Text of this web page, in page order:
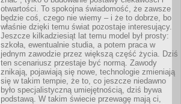
otwartości. To spokojna świadomość, że zawsze
będzie coś, czego nie wiemy – i że to dobrze, bo
właśnie dzięki temu świat pozostaje interesujący.
Jeszcze kilkadziesiąt lat temu model był prosty:
szkoła, ewentualnie studia, a potem praca w
jednym zawodzie przez większą część życia. Dziś
ten scenariusz przestaje być normą. Zawody
znikają, pojawiają się nowe, technologie zmieniają
się w takim tempie, że to, co jeszcze niedawno
było specjalistyczną umiejętnością, dziś bywa
podstawą. W takim świecie przewagę mają ci,